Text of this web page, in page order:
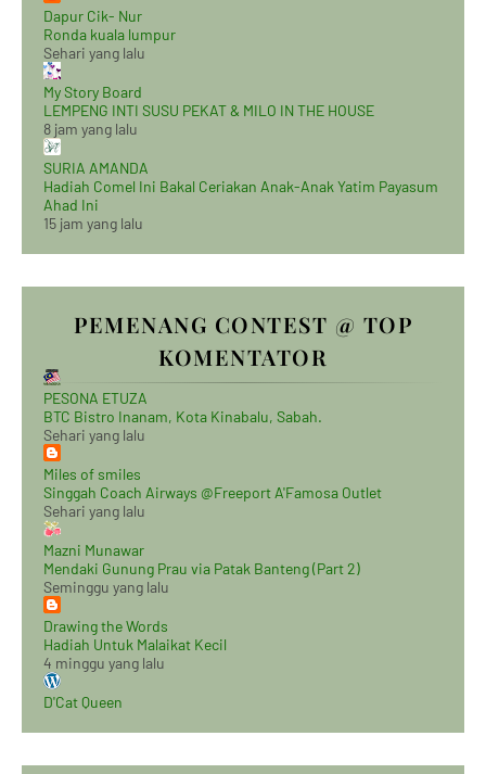
Dapur Cik- Nur
Ronda kuala lumpur
Sehari yang lalu
My Story Board
LEMPENG INTI SUSU PEKAT & MILO IN THE HOUSE
8 jam yang lalu
SURIA AMANDA
Hadiah Comel Ini Bakal Ceriakan Anak-Anak Yatim Payasum
Ahad Ini
15 jam yang lalu
PEMENANG CONTEST @ TOP
KOMENTATOR
PESONA ETUZA
BTC Bistro Inanam, Kota Kinabalu, Sabah.
Sehari yang lalu
Miles of smiles
Singgah Coach Airways @Freeport A'Famosa Outlet
Sehari yang lalu
Mazni Munawar
Mendaki Gunung Prau via Patak Banteng (Part 2)
Seminggu yang lalu
Drawing the Words
Hadiah Untuk Malaikat Kecil
4 minggu yang lalu
D'Cat Queen